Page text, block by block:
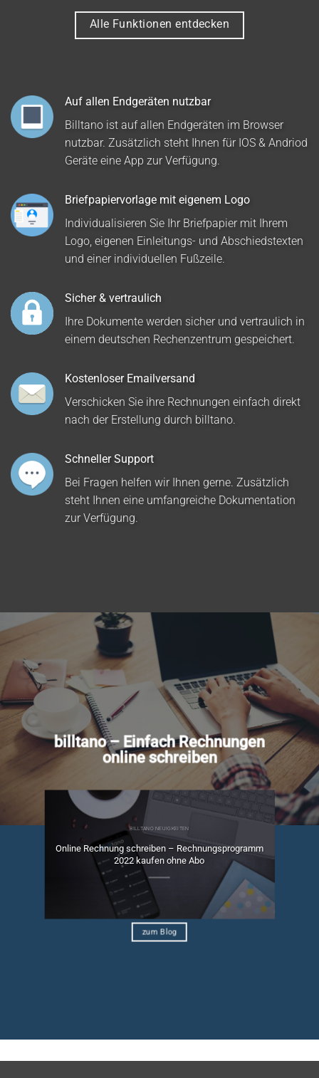
Alle Funktionen entdecken
Auf allen Endgeräten nutzbar
Billtano ist auf allen Endgeräten im Browser
nutzbar. Zusätzlich steht Ihnen für IOS & Andriod
Geräte eine App zur Verfügung.
Briefpapiervorlage mit eigenem Logo
Individualisieren Sie Ihr Briefpapier mit Ihrem
Logo, eigenen Einleitungs- und Abschiedstexten
und einer individuellen Fußzeile.
Sicher & vertraulich
Ihre Dokumente werden sicher und vertraulich in
einem deutschen Rechenzentrum gespeichert.
Kostenloser Emailversand
Verschicken Sie ihre Rechnungen einfach direkt
nach der Erstellung durch billtano.
Schneller Support
Bei Fragen helfen wir Ihnen gerne. Zusätzlich
steht Ihnen eine umfangreiche Dokumentation
zur Verfügung.
billtano – Einfach Rechnungen
online schreiben
BILLTANO NEUIGKEITEN
Online Rechnung schreiben – Rechnungsprogramm
2022 kaufen ohne Abo
zum Blog